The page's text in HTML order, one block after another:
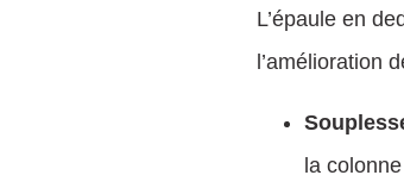
L’épaule en
l’amélioration
la